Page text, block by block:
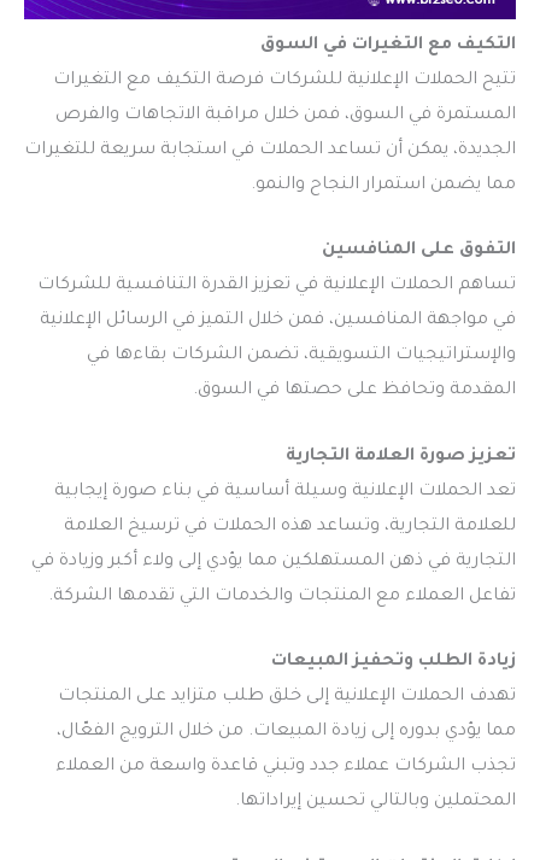
التكيف مع التغيرات في السوق
تتيح الحملات الإعلانية للشركات فرصة التكيف مع التغيرات
المستمرة في السوق، فمن خلال مراقبة الاتجاهات والفرص
الجديدة، يمكن أن تساعد الحملات في استجابة سريعة للتغيرات
مما يضمن استمرار النجاح والنمو.
التفوق على المنافسين
تساهم الحملات الإعلانية في تعزيز القدرة التنافسية للشركات
في مواجهة المنافسين، فمن خلال التميز في الرسائل الإعلانية
والإستراتيجيات التسويقية، تضمن الشركات بقاءها في
المقدمة وتحافظ على حصتها في السوق.
تعزيز صورة العلامة التجارية
تعد الحملات الإعلانية وسيلة أساسية في بناء صورة إيجابية
للعلامة التجارية، وتساعد هذه الحملات في ترسيخ العلامة
التجارية في ذهن المستهلكين مما يؤدي إلى ولاء أكبر وزيادة في
تفاعل العملاء مع المنتجات والخدمات التي تقدمها الشركة.
زيادة الطلب وتحفيز المبيعات
تهدف الحملات الإعلانية إلى خلق طلب متزايد على المنتجات
مما يؤدي بدوره إلى زيادة المبيعات. من خلال الترويج الفعّال،
تجذب الشركات عملاء جدد وتبني قاعدة واسعة من العملاء
المحتملين وبالتالي تحسين إيراداتها.